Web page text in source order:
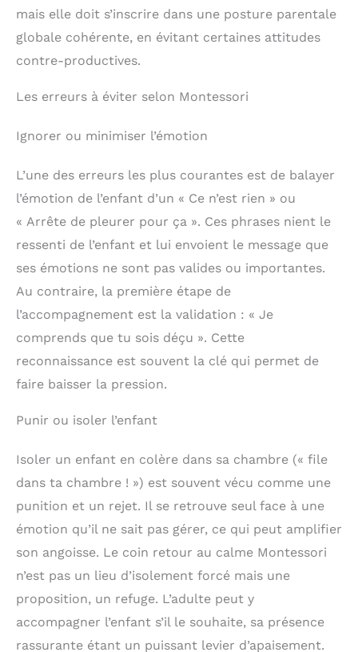
mais elle doit s’inscrire dans une posture parentale
globale cohérente, en évitant certaines attitudes
contre-productives.
Les erreurs à éviter selon Montessori
Ignorer ou minimiser l’émotion
L’une des erreurs les plus courantes est de balayer
l’émotion de l’enfant d’un « Ce n’est rien » ou
« Arrête de pleurer pour ça ». Ces phrases nient le
ressenti de l’enfant et lui envoient le message que
ses émotions ne sont pas valides ou importantes.
Au contraire, la première étape de
l’accompagnement est la validation : « Je
comprends que tu sois déçu ». Cette
reconnaissance est souvent la clé qui permet de
faire baisser la pression.
Punir ou isoler l’enfant
Isoler un enfant en colère dans sa chambre (« file
dans ta chambre ! ») est souvent vécu comme une
punition et un rejet. Il se retrouve seul face à une
émotion qu’il ne sait pas gérer, ce qui peut amplifier
son angoisse. Le coin retour au calme Montessori
n’est pas un lieu d’isolement forcé mais une
proposition, un refuge. L’adulte peut y
accompagner l’enfant s’il le souhaite, sa présence
rassurante étant un puissant levier d’apaisement.